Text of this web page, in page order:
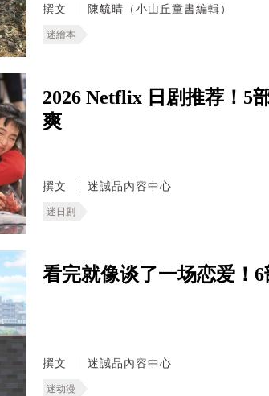
撰文 陳毓晴（小山丘童書編輯）
迷繪本
2026 Netflix 日剧推荐！5
爽
撰文 迷誠品內容中心
迷日剧
看完就像谈了一场恋爱！
撰文 迷誠品內容中心
迷动漫